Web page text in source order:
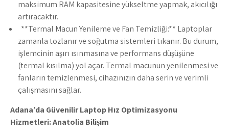
maksimum RAM kapasitesine yükseltme yapmak, akıcılığı
artıracaktır.
**Termal Macun Yenileme ve Fan Temizliği:** Laptoplar
zamanla tozlanır ve soğutma sistemleri tıkanır. Bu durum,
işlemcinin aşırı ısınmasına ve performans düşüşüne
(termal kısılma) yol açar. Termal macunun yenilenmesi ve
fanların temizlenmesi, cihazınızın daha serin ve verimli
çalışmasını sağlar.
Adana’da Güvenilir Laptop Hız Optimizasyonu
Hizmetleri: Anatolia Bilişim